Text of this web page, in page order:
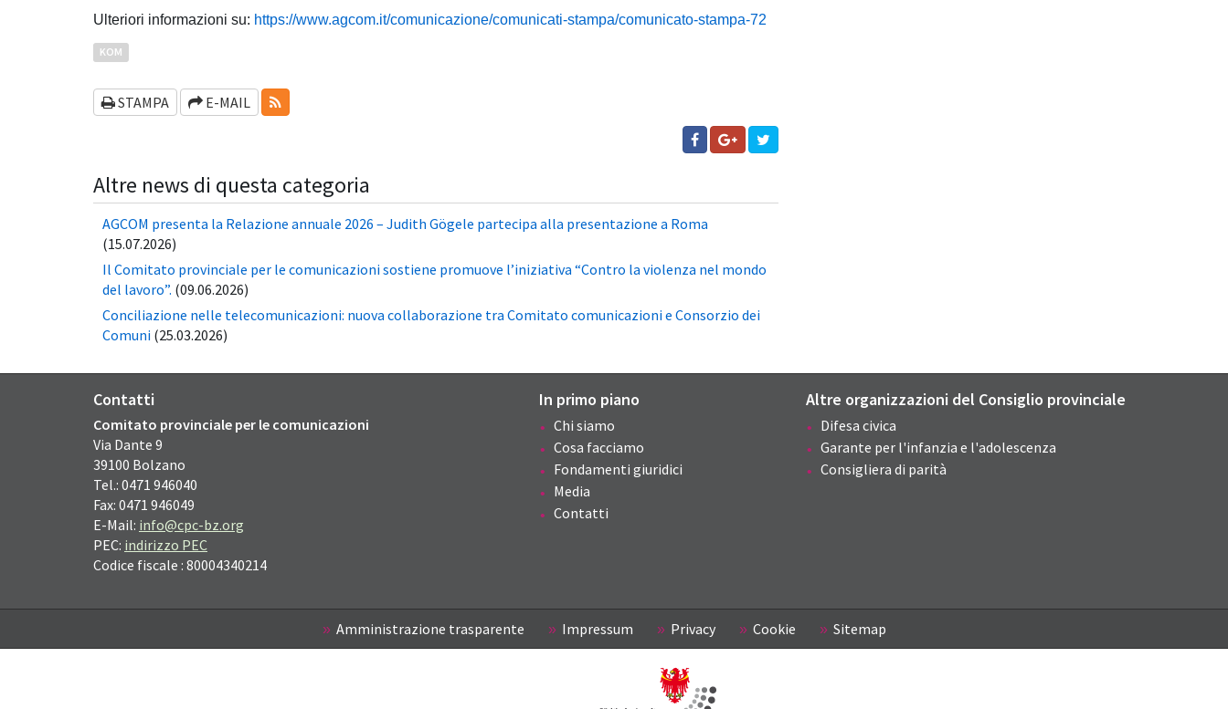
Ulteriori informazioni su: https://www.agcom.it/comunicazione/comunicati-stampa/comunicato-stampa-72
KOM
STAMPA E-MAIL RSS-FEEDS
Altre news di questa categoria
AGCOM presenta la Relazione annuale 2026 – Judith Gögele partecipa alla presentazione a Roma
(15.07.2026)
Il Comitato provinciale per le comunicazioni sostiene promuove l’iniziativa “Contro la violenza nel mondo
del lavoro”. (09.06.2026)
Conciliazione nelle telecomunicazioni: nuova collaborazione tra Comitato comunicazioni e Consorzio dei
Comuni (25.03.2026)
Contatti
Comitato provinciale per le comunicazioni
Via Dante 9
39100 Bolzano
Tel.: 0471 946040
Fax: 0471 946049
E-Mail: info@cpc-bz.org
PEC: indirizzo PEC
Codice fiscale : 80004340214
In primo piano
Chi siamo
Cosa facciamo
Fondamenti giuridici
Media
Contatti
Altre organizzazioni del Consiglio provinciale
Difesa civica
Garante per l'infanzia e l'adolescenza
Consigliera di parità
Amministrazione trasparente Impressum Privacy Cookie Sitemap